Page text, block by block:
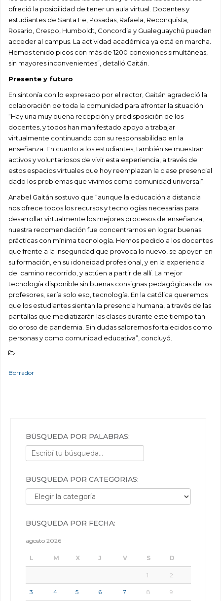
ofreció la posibilidad de tener un aula virtual. Docentes y
estudiantes de Santa Fe, Posadas, Rafaela, Reconquista,
Rosario, Crespo, Humboldt, Concordia y Gualeguaychú pueden
acceder al campus. La actividad académica ya está en marcha.
Hemos tenido picos con más de 1200 conexiones simultáneas,
sin mayores inconvenientes”, detalló Gaitán.
Presente y futuro
En sintonía con lo expresado por el rector, Gaitán agradeció la
colaboración de toda la comunidad para afrontar la situación.
“Hay una muy buena recepción y predisposición de los
docentes, y todos han manifestado apoyo a trabajar
virtualmente continuando con su responsabilidad en la
enseñanza. En cuanto a los estudiantes, también se muestran
activos y voluntariosos de vivir esta experiencia, a través de
estos espacios virtuales que hoy reemplazan la clase presencial
dado los problemas que vivimos como comunidad universal”.
Anabel Gaitán sostuvo que “aunque la educación a distancia
nos ofrece todos los recursos y tecnologías necesarias para
desarrollar virtualmente los mejores procesos de enseñanza,
nuestra recomendación fue concentrarnos en lograr buenas
prácticas con mínima tecnología. Hemos pedido a los docentes
que frente a la inseguridad que provoca lo nuevo, se apoyen en
su formación, en su idoneidad profesional, y en la experiencia
del camino recorrido, y actúen a partir de allí. La mejor
tecnología disponible sin buenas consignas pedagógicas de los
profesores, sería solo eso, tecnología. En la católica queremos
que los estudiantes sientan la presencia humana, a través de las
pantallas que mediatizarán las clases durante este tiempo tan
doloroso de pandemia. Sin dudas saldremos fortalecidos como
personas y como comunidad educativa”, concluyó.
Borrador
BÚSQUEDA POR PALABRAS:
BÚSQUEDA POR CATEGORÍAS:
Búsqueda por categorías:
BÚSQUEDA POR FECHA:
agosto 2026
L M X J V S D
1 2
3 4 5 6 7 8 9